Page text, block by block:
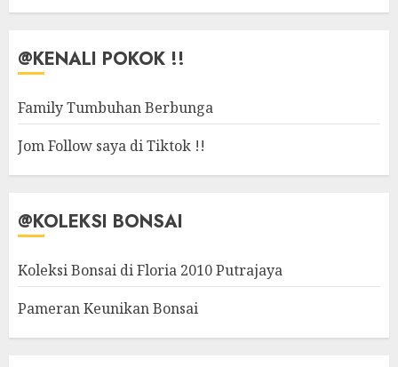
@KENALI POKOK !!
Family Tumbuhan Berbunga
Jom Follow saya di Tiktok !!
@KOLEKSI BONSAI
Koleksi Bonsai di Floria 2010 Putrajaya
Pameran Keunikan Bonsai